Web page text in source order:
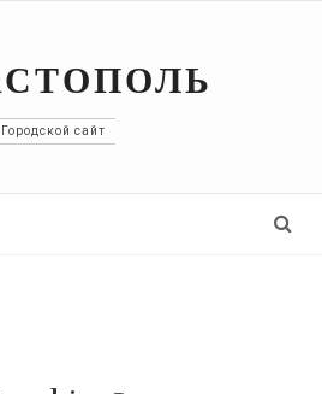
Городской сайт